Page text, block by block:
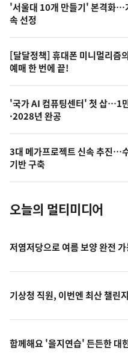
늘
의
영
상
오
늘
의
사
진
'서울대 10개 만들기' 본격화…
속 선정
[달달정책] 휴대폰 미니멀리즘
예매 한 번에 끝!
'국가 AI 컴퓨팅센터' 첫 삽…1
·2028년 완공
3대 메가프로젝트 신속 추진…
기반 구축
오늘의 멀티미디어
저염저당으로 여름 보양 완전
기상청 직원, 이번엔 최산 챌린
함께해요 '을지연습' 든든한 대